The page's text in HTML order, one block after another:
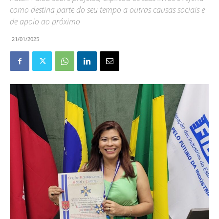
como destina parte do seu tempo a outras causas sociais e
de apoio ao próximo
21/01/2025